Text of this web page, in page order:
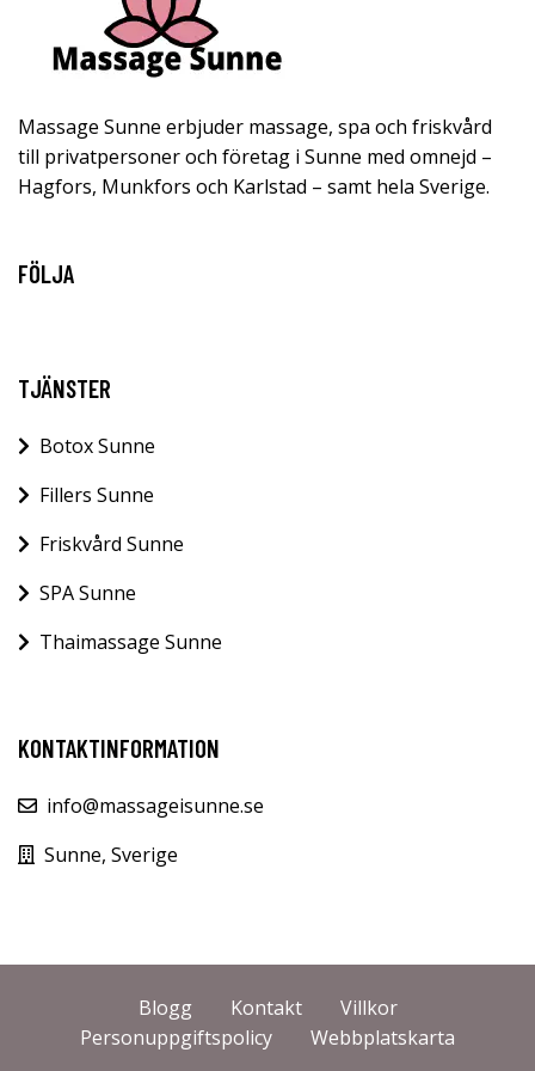
Massage Sunne erbjuder massage, spa och friskvård
till privatpersoner och företag i Sunne med omnejd –
Hagfors, Munkfors och Karlstad – samt hela Sverige.
FÖLJA
TJÄNSTER
Botox Sunne
Fillers Sunne
Friskvård Sunne
SPA Sunne
Thaimassage Sunne
KONTAKTINFORMATION
info@massageisunne.se
Sunne, Sverige
Blogg Kontakt
Villkor
Personuppgiftspolicy
Webbplatskarta